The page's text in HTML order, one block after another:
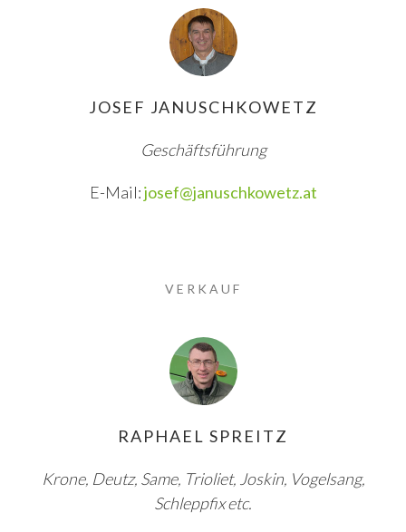
JOSEF JANUSCHKOWETZ
Geschäftsführung
E-Mail:josef@januschkowetz.at
VERKAUF
RAPHAEL SPREITZ
Krone, Deutz, Same, Trioliet, Joskin, Vogelsang,
Schleppfix etc.